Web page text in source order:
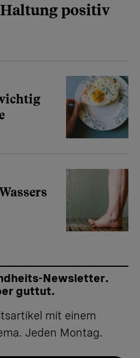
positiv
Newsletter.
guttut.
mit einem
Jeden Montag.